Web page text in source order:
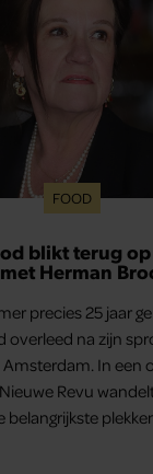
FOOD
blikt terug
Herman
precies 25 jaar
overleed na zijn
In een
Revu
belangrijkste